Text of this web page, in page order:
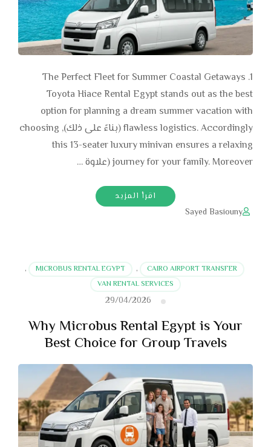
1. The Perfect Fleet for Summer Coastal Getaways
Toyota Hiace Rental Egypt stands out as the best
option for planning a dream summer vacation with
flawless logistics. Accordingly (بناءً على ذلك), choosing
this 13-seater luxury minivan ensures a relaxing
journey for your family. Moreover (علاوة …
اقرأ المزيد
Sayed Basiouny
CAIRO AIRPORT TRANSFER
,
MICROBUS RENTAL EGYPT
,
VAN RENTAL SERVICES
29/04/2026
Why Microbus Rental Egypt is Your
Best Choice for Group Travels